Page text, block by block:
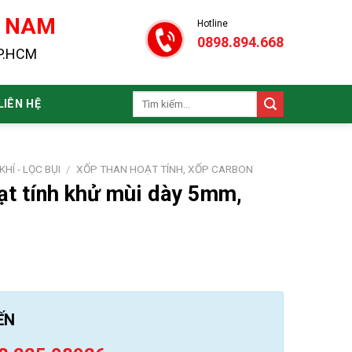
NAM Hotline
0898.894.668
HỆ
Tìm
- LỌC BỤI / XỐP THAN HOẠT TÍNH, XỐP CARBON
tính khử mùi dày 5mm,